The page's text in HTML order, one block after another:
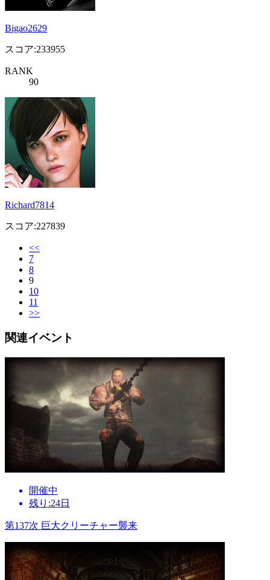
Bigao2629
スコア:233955
RANK
90
Richard7814
スコア:227839
<<
7
8
9
10
11
>>
関連イベント
開催中
残り:24日
第137次 巨大クリーチャー襲来